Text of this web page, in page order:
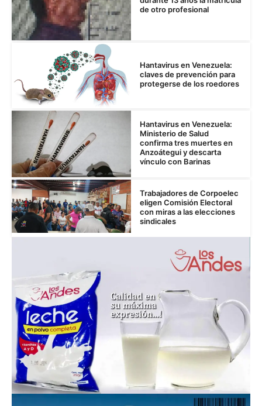
de otro profesional
Hantavirus en Venezuela:
claves de prevención para
protegerse de los roedores
Hantavirus en Venezuela:
Ministerio de Salud
confirma tres muertes en
Anzoátegui y descarta
vínculo con Barinas
Trabajadores de Corpoelec
eligen Comisión Electoral
con miras a las elecciones
sindicales